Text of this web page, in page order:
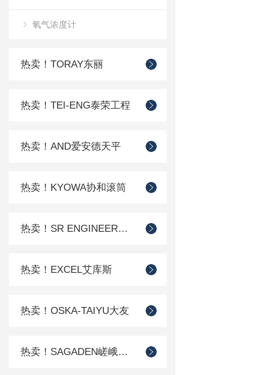
氧气浓度计
热卖！TORAY东丽
热卖！TEI-ENG泰荣工程
热卖！AND爱安德天平
热卖！KYOWA协和滚筒
热卖！SR ENGINEER工程
热卖！EXCEL艾库斯
热卖！OSKA-TAIYU大友
热卖！SAGADEN嵯峨电机